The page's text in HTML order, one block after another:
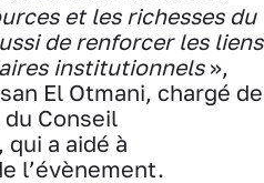
et les richesses du
de renforcer les liens
institutionnels »,
El Otmani, chargé de
Conseil
a aidé à
l’évènement.